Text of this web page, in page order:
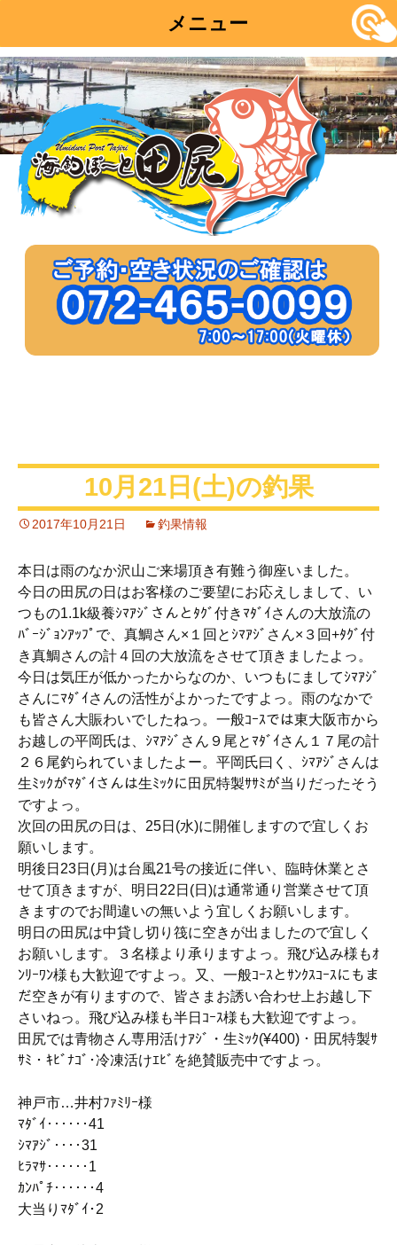
メニュー
コ
ン
テ
ン
ツ
10月21日(土)の釣果
2017年10月21日 釣果情報
本日は雨のなか沢山ご来場頂き有難う御座いました。
今日の田尻の日はお客様のご要望にお応えしまして、い
つもの1.1k級養ｼﾏｱｼﾞさんとﾀｸﾞ付きﾏﾀﾞｲさんの大放流の
ﾊﾞｰｼﾞｮﾝｱｯﾌﾟで、真鯛さん×１回とｼﾏｱｼﾞさん×３回+ﾀｸﾞ付
き真鯛さんの計４回の大放流をさせて頂きましたよっ。
今日は気圧が低かったからなのか、いつもにましてｼﾏｱｼﾞ
さんにﾏﾀﾞｲさんの活性がよかったですよっ。雨のなかで
も皆さん大賑わいでしたねっ。一般ｺｰｽでは東大阪市から
お越しの平岡氏は、ｼﾏｱｼﾞさん９尾とﾏﾀﾞｲさん１７尾の計
２６尾釣られていましたよー。平岡氏曰く、ｼﾏｱｼﾞさんは
生ﾐｯｸがﾏﾀﾞｲさんは生ﾐｯｸに田尻特製ｻｻﾐが当りだったそう
ですよっ。
次回の田尻の日は、25日(水)に開催しますので宜しくお
願いします。
明後日23日(月)は台風21号の接近に伴い、臨時休業とさ
せて頂きますが、明日22日(日)は通常通り営業させて頂
きますのでお間違いの無いよう宜しくお願いします。
明日の田尻は中貸し切り筏に空きが出ましたので宜しく
お願いします。３名様より承りますよっ。飛び込み様もｵ
ﾝﾘｰﾜﾝ様も大歓迎ですよっ。又、一般ｺｰｽとｻﾝｸｽｺｰｽにもま
だ空きが有りますので、皆さまお誘い合わせ上お越し下
さいねっ。飛び込み様も半日ｺｰｽ様も大歓迎ですよっ。
田尻では青物さん専用活けｱｼﾞ・生ﾐｯｸ(¥400)・田尻特製ｻ
ｻﾐ・ｷﾋﾞﾅｺﾞ･冷凍活けｴﾋﾞを絶賛販売中ですよっ。
神戸市…井村ﾌｧﾐﾘｰ様
ﾏﾀﾞｲ‥‥‥41
ｼﾏｱｼﾞ‥‥31
ﾋﾗﾏｻ‥‥‥1
ｶﾝﾊﾟﾁ‥‥‥4
大当りﾏﾀﾞｲ･2